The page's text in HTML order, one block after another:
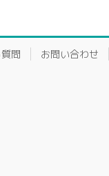
問 お問い合わせ